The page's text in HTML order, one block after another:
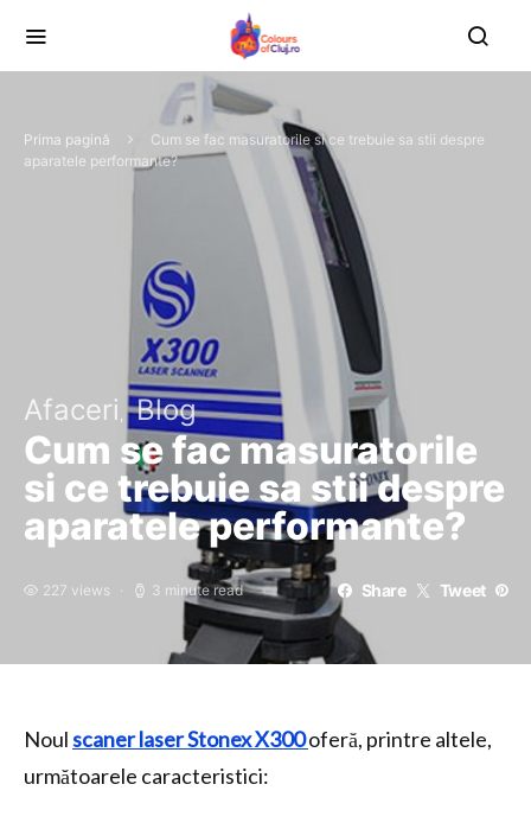
Prima pagină
Cum se fac masuratorile si ce trebuie sa stii despre
aparatele performante?
Afaceri Blog
Cum se fac masuratorile
si ce trebuie sa stii despre
aparatele performante?
227 views 3 minute read Share Tweet
Noulscaner laser Stonex X300oferă, printre altele,
următoarele caracteristici: